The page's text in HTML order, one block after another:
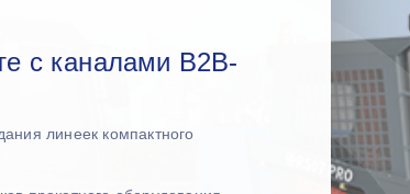
с каналами B2B-
линеек компактного